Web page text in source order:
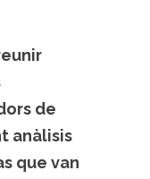
de
anàlisis
que van